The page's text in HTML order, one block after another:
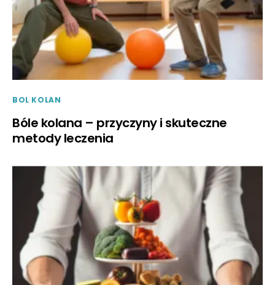
BOL KOLAN
Bóle kolana – przyczyny i skuteczne
metody leczenia